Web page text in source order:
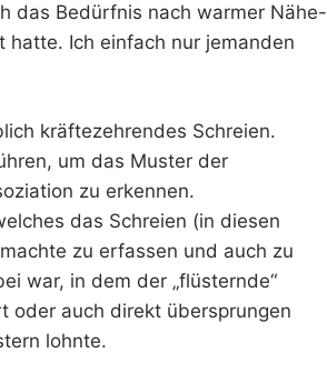
das Bedürfnis nach warmer Nähe-
Ich einfach nur jemanden
kräftezehrendes Schreien.
um das Muster der
zu erkennen.
das Schreien (in diesen
zu erfassen und auch zu
war, in dem der „flüsternde“
oder auch direkt übersprungen
lohnte.